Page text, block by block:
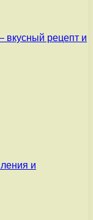
вкусный рецепт и
и